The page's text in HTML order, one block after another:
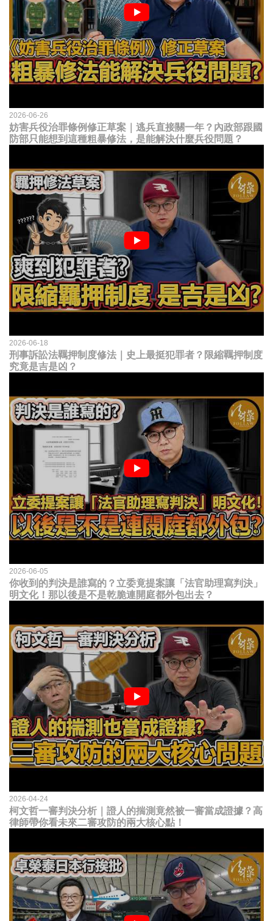
2026-06-26
妨害兵役治罪條例修正草案｜逃兵直接關一年？內政部跟國
防部只能想到這種粗暴修法，是能解決什麼兵役問題？
2026-06-18
刑事訴訟法羈押制度修法｜史上最挺犯罪者？限縮羈押制度
究竟是吉是凶？
2026-06-05
你收到的判決是誰寫的？立委竟提案讓「法官助理寫判決」
明文化！那以後是不是乾脆連開庭都外包出去？
2026-04-24
柯文哲一審判決分析｜證人的揣測竟然被一審當成證據？高
律師帶你看未來二審攻防的兩大核心點！